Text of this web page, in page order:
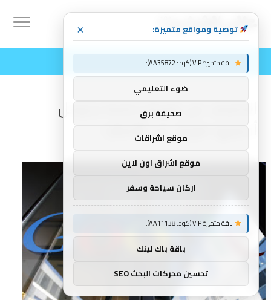
الكشف عن شركة خاصة بجوجل
أخفتها طويلا عن الأنظار !
توصية ومواقع متميزة: ×
باقة متميزة VIP (كود: AA35872):
ضوء التعليمي
صحيفة برق
موقع اشراقات
موقع اشراق اون لاين
اركان سياحة وسفر
باقة متميزة VIP (كود: AA11138):
باقة باك لينك
تحسين محركات البحث SEO